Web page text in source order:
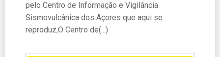
pelo Centro de Informação e Vigilância
Sismovulcânica dos Açores que aqui se
reproduz,O Centro de(...)